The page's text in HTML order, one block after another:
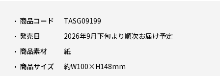
商品コード
TASG09199
発売日
2026年9月下旬より順次お届け予定
商品素材
紙
商品サイズ
約W100×H148mm